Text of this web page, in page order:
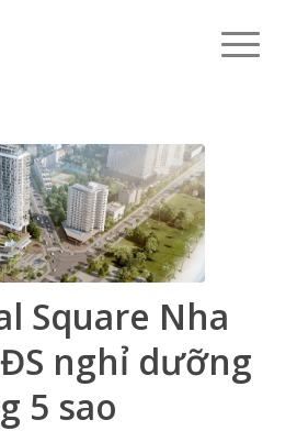
Square Nha
nghỉ dưỡng
5 sao